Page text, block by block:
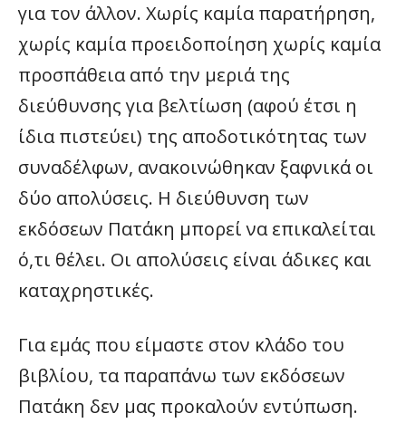
για τον άλλον. Χωρίς καμία παρατήρηση,
χωρίς καμία προειδοποίηση χωρίς καμία
προσπάθεια από την μεριά της
διεύθυνσης για βελτίωση (αφού έτσι η
ίδια πιστεύει) της αποδοτικότητας των
συναδέλφων, ανακοινώθηκαν ξαφνικά οι
δύο απολύσεις. Η διεύθυνση των
εκδόσεων Πατάκη μπορεί να επικαλείται
ό,τι θέλει. Οι απολύσεις είναι άδικες και
καταχρηστικές.
Για εμάς που είμαστε στον κλάδο του
βιβλίου, τα παραπάνω των εκδόσεων
Πατάκη δεν μας προκαλούν εντύπωση.